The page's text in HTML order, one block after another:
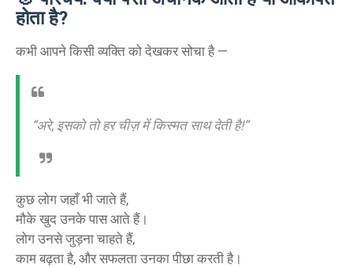
होता है?
कभी आपने किसी व्यक्ति को देखकर सोचा है —
“अरे, इसको तो हर चीज़ में किस्मत साथ देती है!”
कुछ लोग जहाँ भी जाते हैं,
मौके खुद उनके पास आते हैं।
लोग उनसे जुड़ना चाहते हैं,
काम बढ़ता है, और सफलता उनका पीछा करती है।